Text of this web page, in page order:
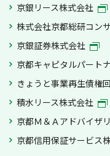
京銀リース株式会社
株式会社京都総研コン
京銀証券株式会社
京都キャピタルパート
きょうと事業再生債権
積水リース株式会社
京都Ｍ＆Ａアドバイザ
京都信用保証サービス